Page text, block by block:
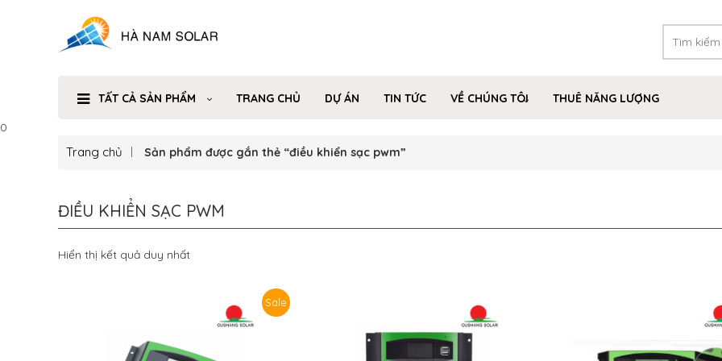
TẤT CẢ SẢN PHẨM TRANG CHỦ DỰ ÁN TIN TỨC VỀ CHÚNG TÔI
THUÊ NĂNG LƯỢNG
0
Trang chủ Sản phẩm được gắn thẻ “điều khiển sạc pwm”
ĐIỀU KHIỂN SẠC PWM
Hiển thị kết quả duy nhất
Sale